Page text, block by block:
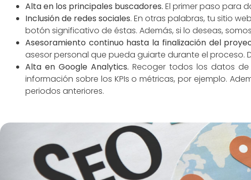
Alta en los principales buscadores. El primer paso para
Inclusión de redes sociales. En otras palabras, tu sitio
botón significativo de éstas. Además, si lo deseas,
Asesoramiento continuo hasta la finalización del
asesor personal que pueda guiarte durante el
Alta en Google Analytics. Recoger todos los datos
información sobre los KPIs o métricas, por ejemplo.
periodos anteriores.